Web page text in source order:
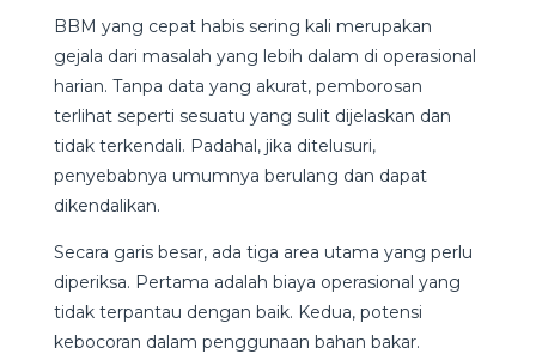
BBM yang cepat habis sering kali merupakan
gejala dari masalah yang lebih dalam di operasional
harian. Tanpa data yang akurat, pemborosan
terlihat seperti sesuatu yang sulit dijelaskan dan
tidak terkendali. Padahal, jika ditelusuri,
penyebabnya umumnya berulang dan dapat
dikendalikan.
Secara garis besar, ada tiga area utama yang perlu
diperiksa. Pertama adalah biaya operasional yang
tidak terpantau dengan baik. Kedua, potensi
kebocoran dalam penggunaan bahan bakar.